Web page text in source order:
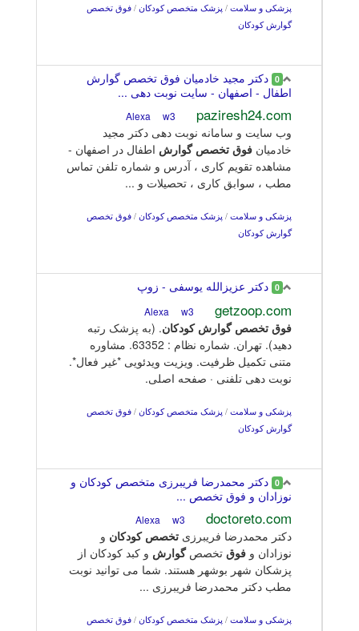
پزشکی و سلامت / پزشک متخصص کودکان / فوق تخصص
گوارش کودکان
0 دکتر مجید خادمیان فوق تخصص گوارش
اطفال - اصفهان - سایت نوبت دهی ...
paziresh24.com
w3
وب سایت و سامانه نوبت دهی دکتر مجید
خادمیان فوق تخصص گوارش اطفال در اصفهان -
مشاهده تقویم کاری ، آدرس و شماره تلفن تماس
مطب ، سوابق کاری ، تحصیلات و ...
پزشکی و سلامت / پزشک متخصص کودکان / فوق تخصص
گوارش کودکان
0 دکتر عزیزالله یوسفی - زوپ
getzoop.com
w3
فوق تخصص گوارش کودکان. (به پزشک رتبه
دهید). تهران. شماره نظام : 63352. مشاوره
متنی تکمیل ظرفیت. ویزیت ویدئویی *غیر فعال*.
نوبت دهی تلفنی · صفحه اصلی.
پزشکی و سلامت / پزشک متخصص کودکان / فوق تخصص
گوارش کودکان
0 دکتر محمدرضا فریبرزی متخصص کودکان و
نوزادان و فوق تخصص ...
doctoreto.com
w3
دکتر محمدرضا فریبرزی تخصص کودکان و
نوزادان و فوق تخصصگوارش و کبد کودکان از
پزشکان شهر بوشهر هستند. شما می توانید نوبت
مطب دکتر محمدرضا فریبرزی ...
پزشکی و سلامت / پزشک متخصص کودکان / فوق تخصص